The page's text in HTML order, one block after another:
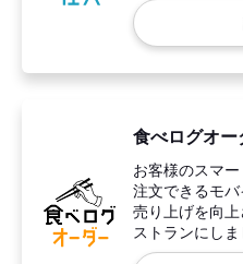
食べログオー
お客様のスマ
注文できるモバ
売り上げを向
ストランにしま